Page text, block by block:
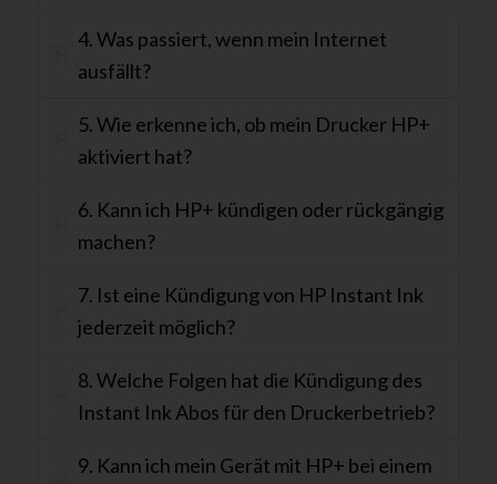
4. Was passiert, wenn mein Internet
ausfällt?
5. Wie erkenne ich, ob mein Drucker HP+
aktiviert hat?
6. Kann ich HP+ kündigen oder rückgängig
machen?
7. Ist eine Kündigung von HP Instant Ink
jederzeit möglich?
8. Welche Folgen hat die Kündigung des
Instant Ink Abos für den Druckerbetrieb?
9. Kann ich mein Gerät mit HP+ bei einem